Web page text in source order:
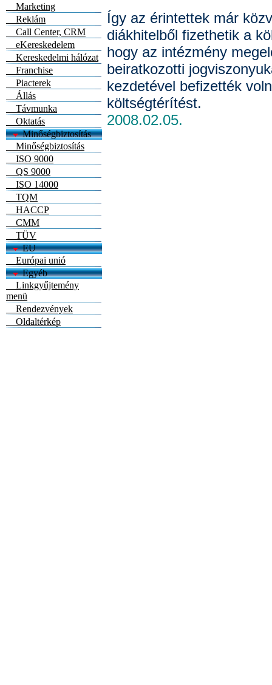
Marketing
Reklám
Call Center, CRM
eKereskedelem
Kereskedelmi hálózat
Franchise
Piacterek
Állás
Távmunka
Oktatás
Minőségbiztosítás
Minőségbiztosítás
ISO 9000
QS 9000
ISO 14000
TQM
HACCP
CMM
TÜV
EU
Európai unió
Egyéb
Linkgyűjtemény
menü
Rendezvények
Oldaltérkép
Így az érintettek már
diákhitelből fizethetik a
hogy az intézmény
beiratkozotti
kezdetével befizették
költségtérítést.
2008.02.05.